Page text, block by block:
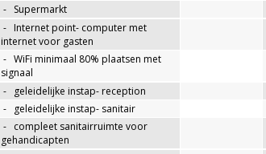
- Supermarkt
- Internet point- computer met
internet voor gasten
- WiFi minimaal 80% plaatsen met
signaal
- geleidelijke instap- reception
-
geleidelijke instap- sanitair
- compleet sanitairruimte voor
gehandicapten